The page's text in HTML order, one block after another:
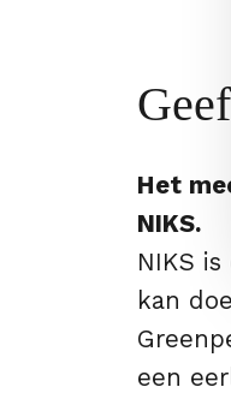
Het
NIKS.
NIKS
kan
een